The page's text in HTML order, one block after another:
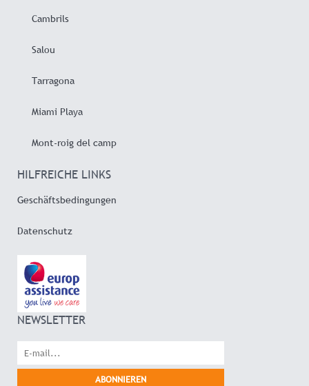
Cambrils
Salou
Tarragona
Miami Playa
Mont-roig del camp
HILFREICHE LINKS
Geschäftsbedingungen
Datenschutz
NEWSLETTER